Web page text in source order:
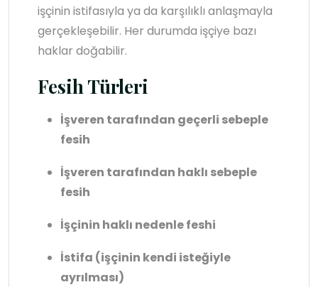
işçinin istifasıyla ya da karşılıklı anlaşmayla
gerçekleşebilir. Her durumda işçiye bazı
haklar doğabilir.
Fesih Türleri
İşveren tarafından geçerli sebeple
fesih
İşveren tarafından haklı sebeple
fesih
İşçinin haklı nedenle feshi
İstifa (işçinin kendi isteğiyle
ayrılması)